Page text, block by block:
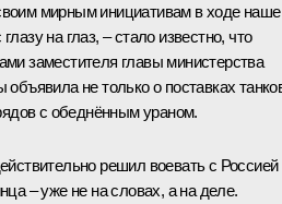
мирным инициативам в ходе
на глаз, – стало известно, что
заместителя главы министерства
не только о поставках
с обеднённым ураном.
решил воевать с Россией
– уже не на словах, а на деле.